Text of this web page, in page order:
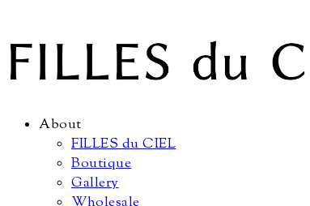
About
FILLES du CIEL
Boutique
Gallery